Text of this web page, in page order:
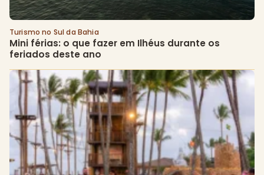
Turismo no Sul da Bahia
Mini férias: o que fazer em Ilhéus durante os
feriados deste ano